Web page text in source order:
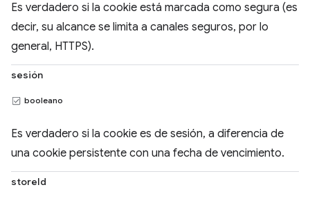
Es verdadero si la cookie está marcada como segura (es
decir, su alcance se limita a canales seguros, por lo
general, HTTPS).
sesión
booleano
Es verdadero si la cookie es de sesión, a diferencia de
una cookie persistente con una fecha de vencimiento.
storeId